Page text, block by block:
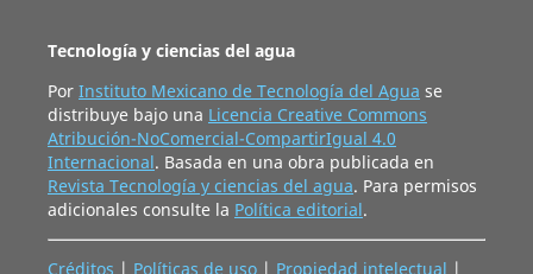
Tecnología y ciencias del agua
Por Instituto Mexicano de Tecnología del Agua se
distribuye bajo una Licencia Creative Commons
Atribución-NoComercial-CompartirIgual 4.0
Internacional. Basada en una obra publicada en
Revista Tecnología y ciencias del agua. Para permisos
adicionales consulte la Política editorial.
Créditos | Políticas de uso| Propiedad intelectual |